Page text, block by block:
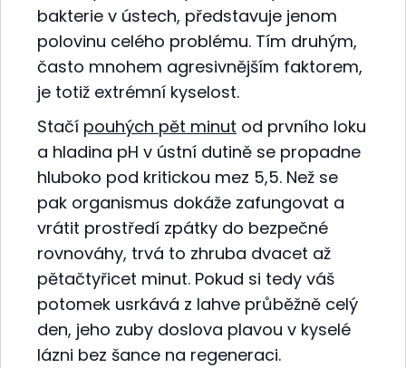
bakterie v ústech, představuje jenom
polovinu celého problému. Tím druhým,
často mnohem agresivnějším faktorem,
je totiž extrémní kyselost.
Stačí pouhých pět minut od prvního loku
a hladina pH v ústní dutině se propadne
hluboko pod kritickou mez 5,5. Než se
pak organismus dokáže zafungovat a
vrátit prostředí zpátky do bezpečné
rovnováhy, trvá to zhruba dvacet až
pětačtyřicet minut. Pokud si tedy váš
potomek usrkává z lahve průběžně celý
den, jeho zuby doslova plavou v kyselé
lázni bez šance na regeneraci.